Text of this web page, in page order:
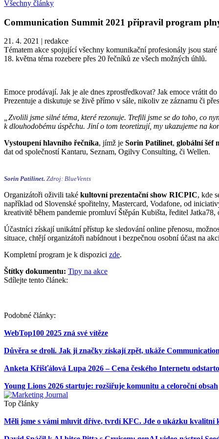
Všechny články
Communication Summit 2021 připravil program
21. 4. 2021 | redakce
Tématem akce spojující všechny komunikační profesionály jsou
18. května téma rozebere přes 20 řečníků ze všech možných úhlů.
Emoce prodávají. Jak je ale dnes zprostředkovat? Jak emoce vrátit
Prezentuje a diskutuje se živě přímo v sále, nikoliv ze záznamu či
„Zvolili jsme silné téma, které rezonuje. Trefili jsme se do toho, co
k dlouhodobému úspěchu. Jiní o tom teoretizují, my ukazujeme na
Vystoupení hlavního řečníka, jímž je Sorin Patilinet, globální šéf
dat od společností Kantaru, Seznam, Ogilvy Consulting, či Wellen.
Sorin Patilinet. Zdroj: BlueVents
Organizátoři oživili také kultovní prezentační show RICPIC, kde
například od Slovenské spořitelny, Mastercard, Vodafone, od
kreativitě během pandemie promluví Štěpán Kubišta, ředitel
Účastníci získají unikátní přístup ke sledování online přenosu,
situace, chtějí organizátoři nabídnout i bezpečnou osobní účast na
Kompletní program je k dispozici zde.
Štítky dokumentu: Tipy na akce
Sdílejte tento článek:
Podobné články:
WebTop100 2025 zná své vítěze
Důvěra se drolí. Jak ji značky získají zpět, ukáže
Anketa Křišťálová Lupa 2026 – Cena českého Internetu
Young Lions 2026 startuje: rozšiřuje komunitu a celoroční obsah
Top články
Měli jsme s vámi mluvit dříve, tvrdí KFC. Jde o ukázku kvalitní